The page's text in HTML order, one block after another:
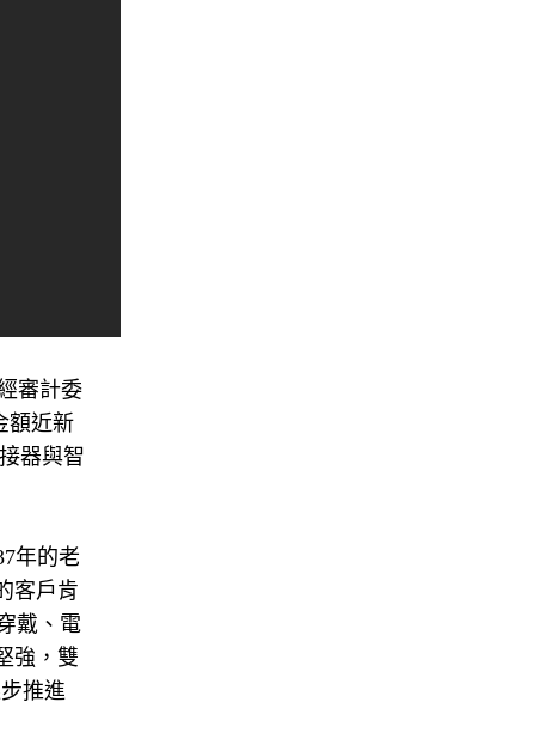
審計委
額近新
器與智
年的老
客戶肯
戴、電
強，雙
推進